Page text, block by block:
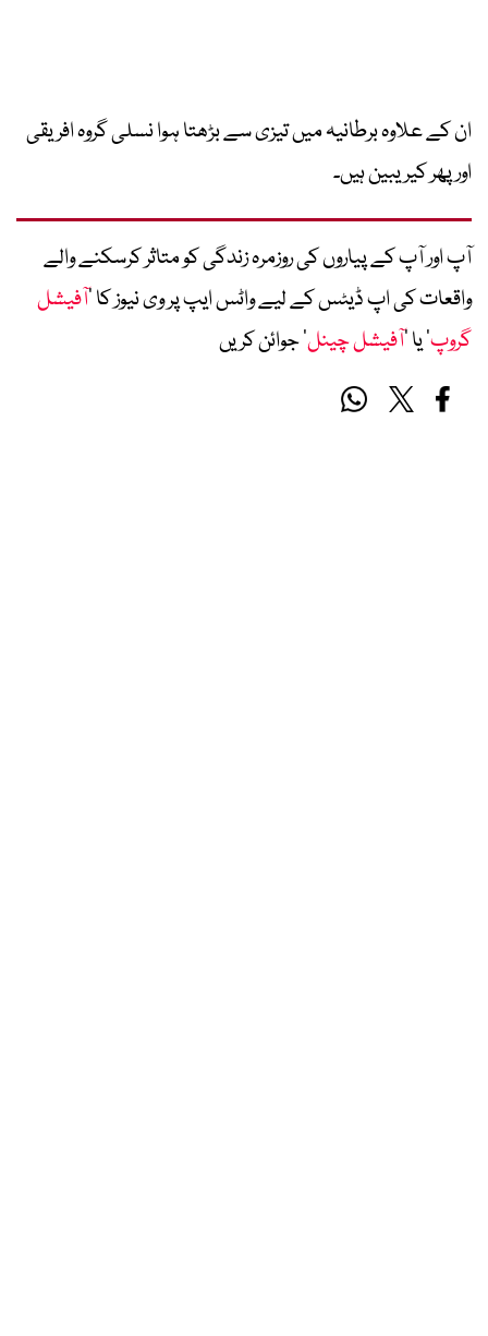
ان کے علاوہ برطانیہ میں تیزی سے بڑھتا ہوا نسلی گروہ افریقی
اور پھر کیریبین ہیں۔
آپ اور آپ کے پیاروں کی روزمرہ زندگی کو متاثر کرسکنے والے
واقعات کی اپ ڈیٹس کے لیے واٹس ایپ پر وی نیوز کا ’آفیشل
گروپ‘ یا ’آفیشل چینل‘ جوائن کریں